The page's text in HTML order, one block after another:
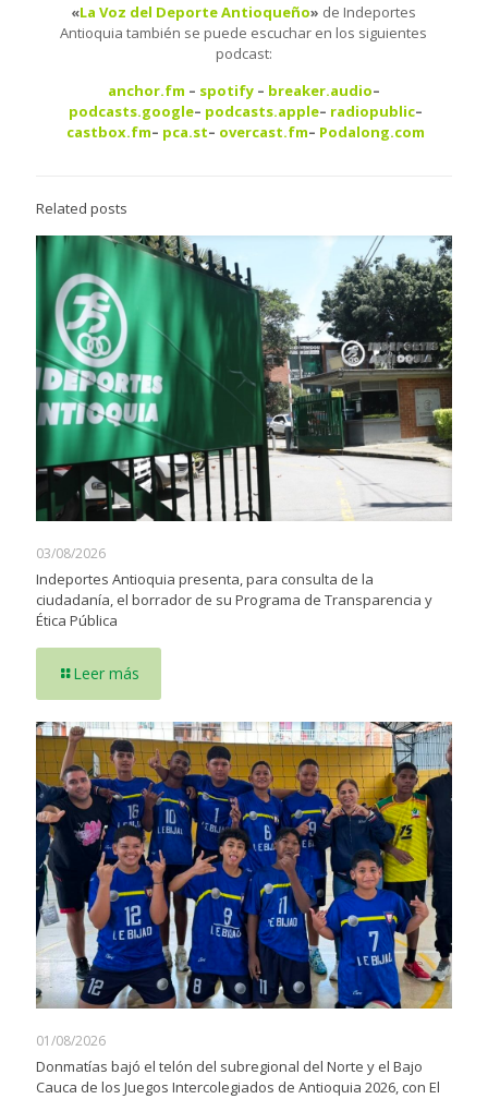
«La Voz del Deporte Antioqueño» de Indeportes
Antioquia también se puede escuchar en los siguientes
podcast:
anchor.fm – spotify– breaker.audio–
podcasts.google– podcasts.apple– radiopublic–
castbox.fm– pca.st– overcast.fm– Podalong.com
Related posts
03/08/2026
Indeportes Antioquia presenta, para consulta de la
ciudadanía, el borrador de su Programa de Transparencia y
Ética Pública
Leer más
01/08/2026
Donmatías bajó el telón del subregional del Norte y el Bajo
Cauca de los Juegos Intercolegiados de Antioquia 2026, con El